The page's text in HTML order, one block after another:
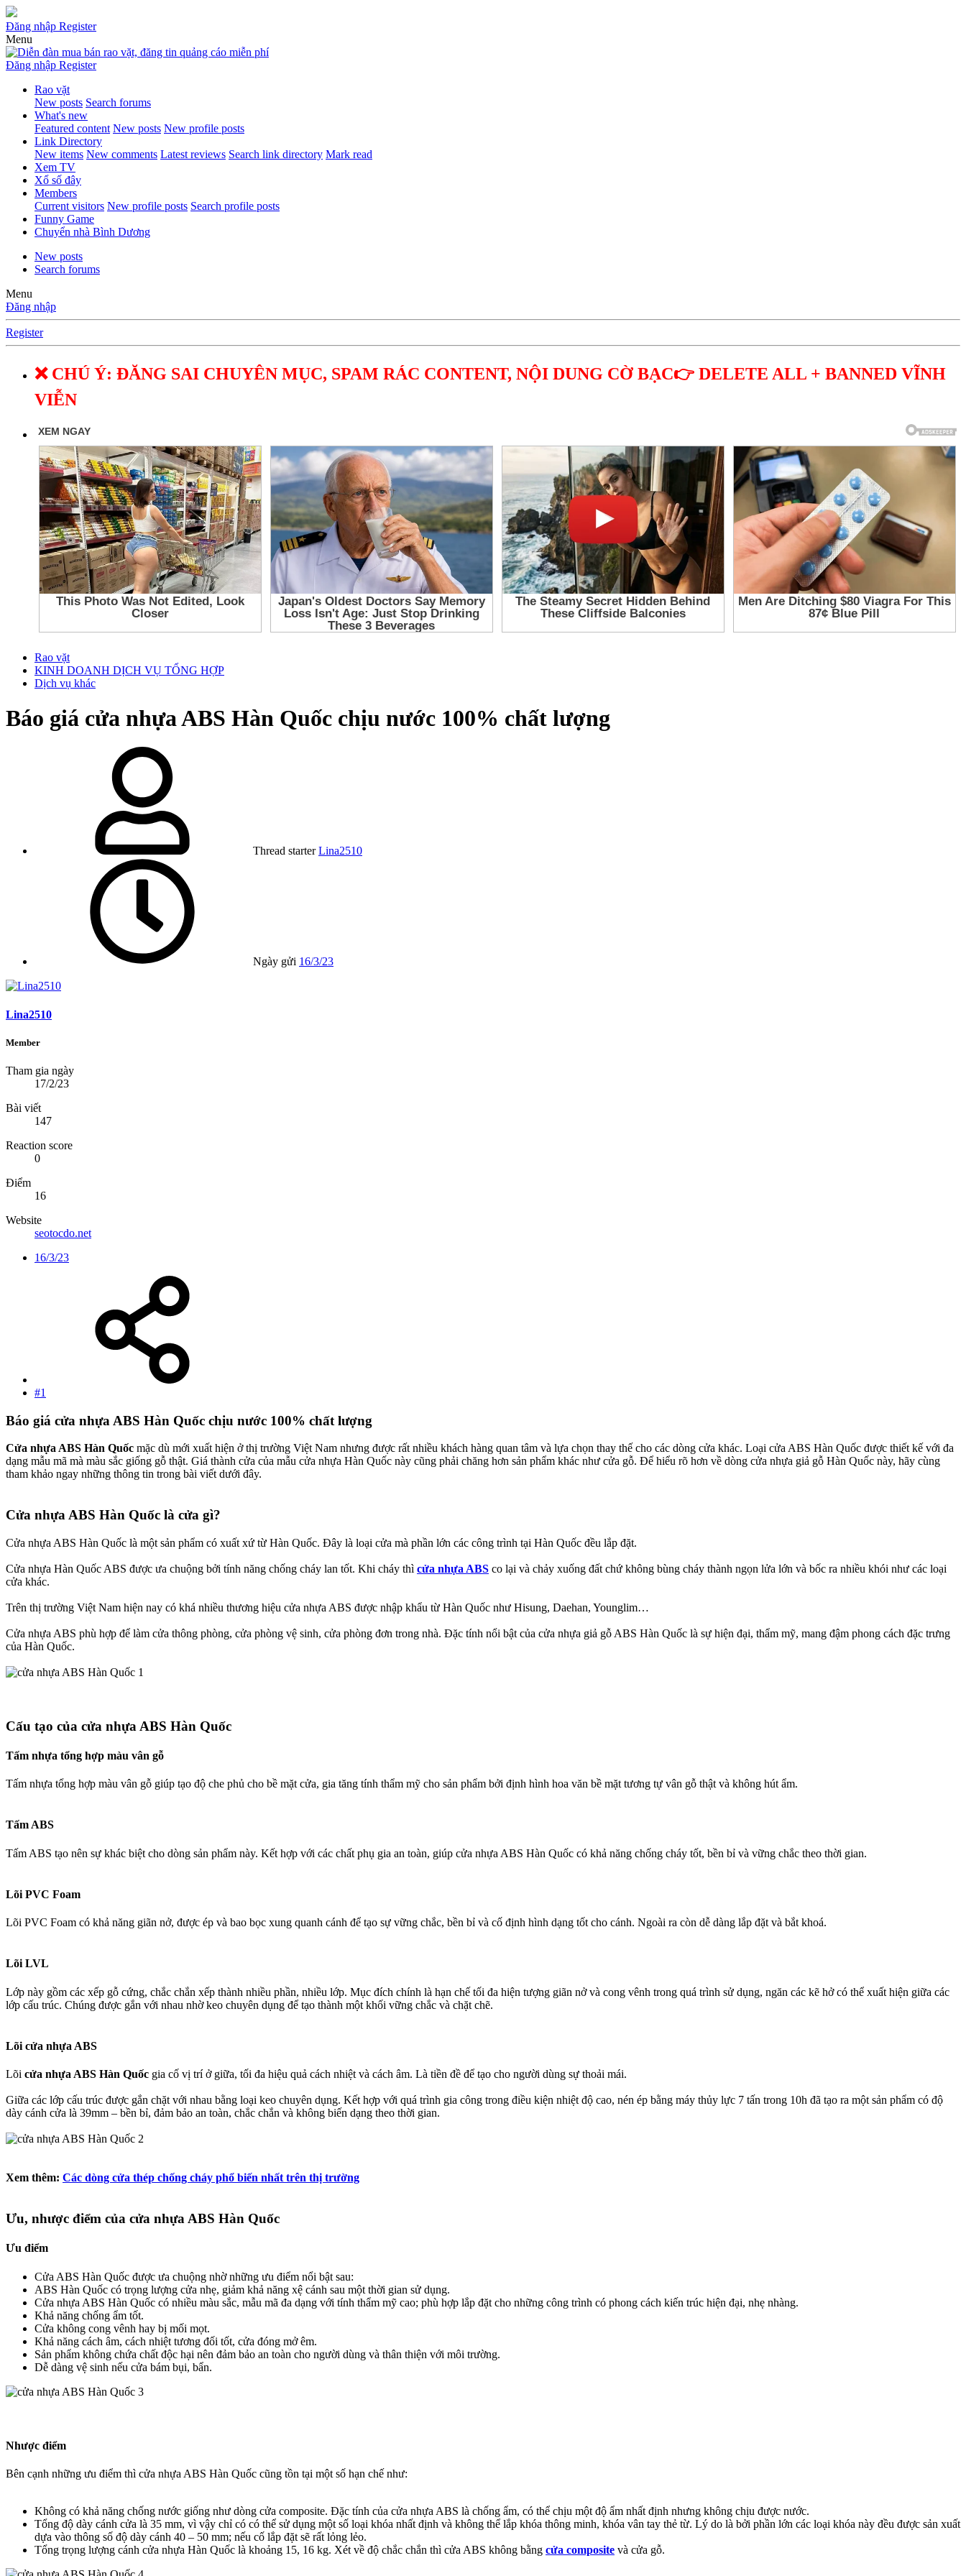
Đăng nhập Register
Menu
Đăng nhập Register
Rao vặt
New posts Search forums
What's new
Featured content New posts New profile posts
Link Directory
New items New comments Latest reviews Search link directory Mark read
Xem TV
Xổ số đây
Members
Current visitors New profile posts Search profile posts
Funny Game
Chuyển nhà Bình Dương
New posts
Search forums
Menu
Đăng nhập
Register
❌ CHÚ Ý: ĐĂNG SAI CHUYÊN MỤC, SPAM RÁC CONTENT, NỘI DUNG CỜ BẠC👉 DELETE ALL + BANNED VĨNH
VIỄN
Rao vặt
KINH DOANH DỊCH VỤ TỔNG HỢP
Dịch vụ khác
Báo giá cửa nhựa ABS Hàn Quốc chịu nước 100% chất lượng
Thread starter Lina2510
Ngày gửi 16/3/23
Lina2510
Member
Tham gia ngày
17/2/23
Bài viết
147
Reaction score
0
Điểm
16
Website
seotocdo.net
16/3/23
#1
Báo giá cửa nhựa ABS Hàn Quốc chịu nước 100% chất lượng​
Cửa nhựa ABS Hàn Quốc mặc dù mới xuất hiện ở thị trường Việt Nam nhưng được rất nhiều khách hàng quan tâm và lựa chọn thay thế cho các dòng cửa khác. Loại cửa ABS Hàn Quốc được thiết kế với đa
dạng mẫu mã mà màu sắc giống gỗ thật. Giá thành cửa của mẫu cửa nhựa Hàn Quốc này cũng phải chăng hơn sản phẩm khác như cửa gỗ. Để hiểu rõ hơn về dòng cửa nhựa giả gỗ Hàn Quốc này, hãy cùng
tham khảo ngay những thông tin trong bài viết dưới đây.
Cửa nhựa ABS Hàn Quốc là cửa gì?​
Cửa nhựa ABS Hàn Quốc là một sản phẩm có xuất xứ từ Hàn Quốc. Đây là loại cửa mà phần lớn các công trình tại Hàn Quốc đều lắp đặt.
Cửa nhựa Hàn Quốc ABS được ưa chuộng bởi tính năng chống cháy lan tốt. Khi cháy thì cửa nhựa ABS co lại và chảy xuống đất chứ không bùng cháy thành ngọn lửa lớn và bốc ra nhiều khói như các loại
cửa khác.
Trên thị trường Việt Nam hiện nay có khá nhiều thương hiệu cửa nhựa ABS được nhập khẩu từ Hàn Quốc như Hisung, Daehan, Younglim…
Cửa nhựa ABS phù hợp để làm cửa thông phòng, cửa phòng vệ sinh, cửa phòng đơn trong nhà. Đặc tính nổi bật của cửa nhựa giả gỗ ABS Hàn Quốc là sự hiện đại, thẩm mỹ, mang đậm phong cách đặc trưng
của Hàn Quốc.
Cấu tạo của cửa nhựa ABS Hàn Quốc​
Tấm nhựa tổng hợp màu vân gỗ​
Tấm nhựa tổng hợp màu vân gỗ giúp tạo độ che phủ cho bề mặt cửa, gia tăng tính thẩm mỹ cho sản phẩm bởi định hình hoa văn bề mặt tương tự vân gỗ thật và không hút ẩm.
Tấm ABS​
Tấm ABS tạo nên sự khác biệt cho dòng sản phẩm này. Kết hợp với các chất phụ gia an toàn, giúp cửa nhựa ABS Hàn Quốc có khả năng chống cháy tốt, bền bỉ và vững chắc theo thời gian.
Lõi PVC Foam​
Lõi PVC Foam có khả năng giãn nở, được ép và bao bọc xung quanh cánh để tạo sự vững chắc, bền bỉ và cố định hình dạng tốt cho cánh. Ngoài ra còn dễ dàng lắp đặt và bắt khoá.
Lõi LVL​
Lớp này gồm các xếp gỗ cứng, chắc chắn xếp thành nhiều phần, nhiều lớp. Mục đích chính là hạn chế tối đa hiện tượng giãn nở và cong vênh trong quá trình sử dụng, ngăn các kẽ hở có thể xuất hiện giữa các
lớp cấu trúc. Chúng được gắn với nhau nhờ keo chuyên dụng để tạo thành một khối vững chắc và chặt chẽ.
Lõi cửa nhựa ABS​
Lõi cửa nhựa ABS Hàn Quốc gia cố vị trí ở giữa, tối đa hiệu quả cách nhiệt và cách âm. Là tiền đề để tạo cho người dùng sự thoải mái.
Giữa các lớp cấu trúc được gắn chặt với nhau bằng loại keo chuyên dụng. Kết hợp với quá trình gia công trong điều kiện nhiệt độ cao, nén ép bằng máy thủy lực 7 tấn trong 10h đã tạo ra một sản phẩm có độ
dày cánh cửa là 39mm – bền bỉ, đảm bảo an toàn, chắc chắn và không biến dạng theo thời gian.
Xem thêm: Các dòng cửa thép chống cháy phổ biến nhất trên thị trường
Ưu, nhược điểm của cửa nhựa ABS Hàn Quốc​
Ưu điểm​
Cửa ABS Hàn Quốc được ưa chuộng nhờ những ưu điểm nổi bật sau:
ABS Hàn Quốc có trọng lượng cửa nhẹ, giảm khả năng xệ cánh sau một thời gian sử dụng.
Cửa nhựa ABS Hàn Quốc có nhiều màu sắc, mẫu mã đa dạng với tính thẩm mỹ cao; phù hợp lắp đặt cho những công trình có phong cách kiến trúc hiện đại, nhẹ nhàng.
Khả năng chống ẩm tốt.
Cửa không cong vênh hay bị mối mọt.
Khả năng cách âm, cách nhiệt tương đối tốt, cửa đóng mở êm.
Sản phẩm không chứa chất độc hại nên đảm bảo an toàn cho người dùng và thân thiện với môi trường.
Dễ dàng vệ sinh nếu cửa bám bụi, bẩn.
Nhược điểm​
Bên cạnh những ưu điểm thì cửa nhựa ABS Hàn Quốc cũng tồn tại một số hạn chế như:
Không có khả năng chống nước giống như dòng cửa composite. Đặc tính của cửa nhựa ABS là chống ẩm, có thể chịu một độ ẩm nhất định nhưng không chịu được nước.
Tổng độ dày cánh cửa là 35 mm, vì vậy chỉ có có thể sử dụng một số loại khóa nhất định và không thể lắp khóa thông minh, khóa vân tay thẻ từ. Lý do là bởi phần lớn các loại khóa này đều được sản xuất
dựa vào thông số độ dày cánh 40 – 50 mm; nếu cố lắp đặt sẽ rất lỏng lẻo.
Tổng trọng lượng cánh cửa nhựa Hàn Quốc là khoảng 15, 16 kg. Xét về độ chắc chắn thì cửa ABS không bằng cửa composite và cửa gỗ.